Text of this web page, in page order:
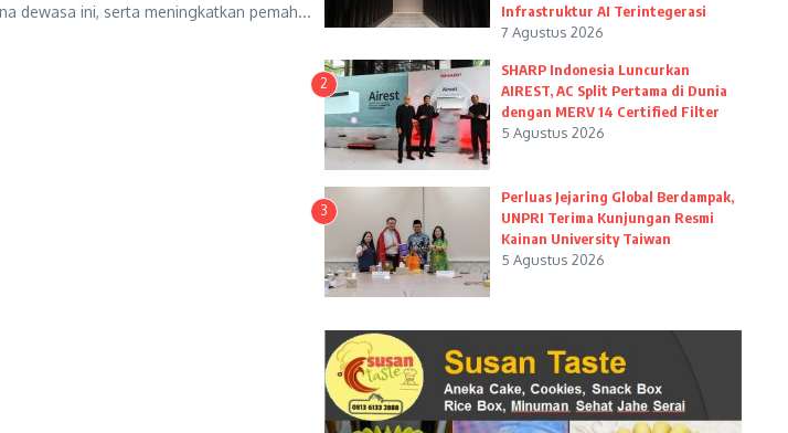
dewasa ini, serta meningkatkan pemah...
Infrastruktur AI Terintegerasi
7 Agustus 2026
2
SHARP Indonesia Luncurkan
AIREST, AC Split Pertama di Dunia
dengan MERV 14 Certified Filter
5 Agustus 2026
3
Perluas Jejaring Global Berdampak,
UNPRI Terima Kunjungan Resmi
Kainan University Taiwan
5 Agustus 2026